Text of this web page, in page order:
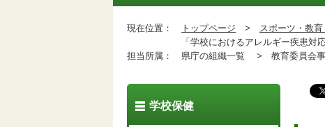
トップペ
現在位置： トップページ > スポーツ・教
「学校におけるアレルギー疾患対
担当所属：
県庁の組織一覧 > 教育委員会
学校保健